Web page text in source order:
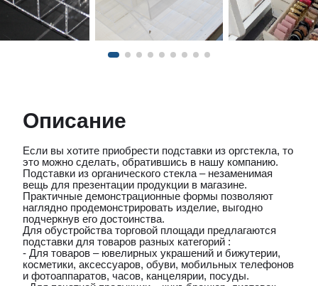
Описание
Если вы хотите приобрести подставки из оргстекла, то
это можно сделать, обратившись в нашу компанию.
Подставки из органического стекла – незаменимая
вещь для презентации продукции в магазине.
Практичные демонстрационные формы позволяют
наглядно продемонстрировать изделие, выгодно
подчеркнув его достоинства.
Для обустройства торговой площади предлагаются
подставки для товаров разных категорий :
- Для товаров – ювелирных украшений и бижутерии,
косметики, аксессуаров, обуви, мобильных телефонов
и фотоаппаратов, часов, канцелярии, посуды.